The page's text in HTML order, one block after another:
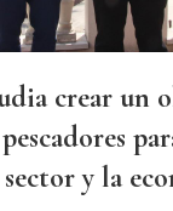
crear un
y la